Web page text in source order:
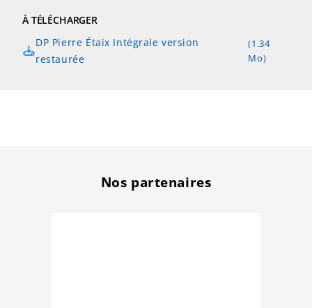
À TÉLÉCHARGER
DP Pierre Étaix Intégrale version
restaurée
(1.34
Mo)
Nos partenaires